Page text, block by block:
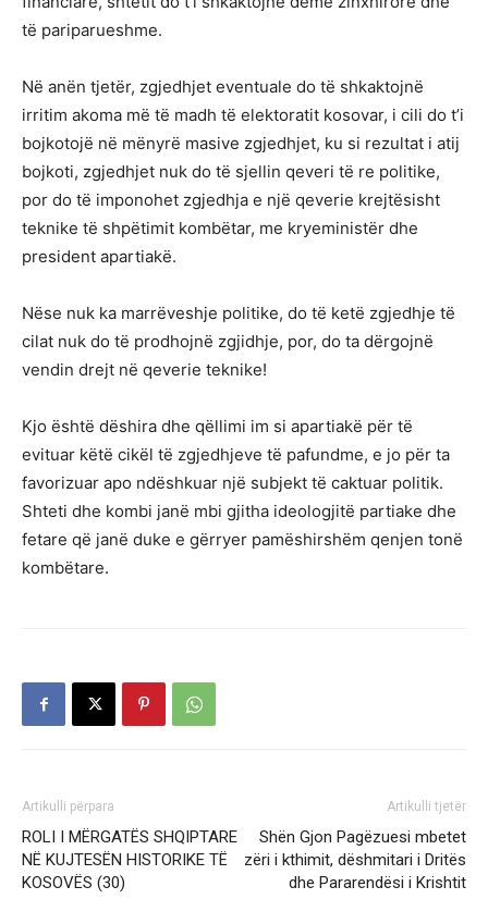
të pariparueshme.
Në anën tjetër, zgjedhjet eventuale do të shkaktojnë
irritim akoma më të madh të elektoratit kosovar, i cili do t’i
bojkotojë në mënyrë masive zgjedhjet, ku si rezultat i atij
bojkoti, zgjedhjet nuk do të sjellin qeveri të re politike,
por do të imponohet zgjedhja e një qeverie krejtësisht
teknike të shpëtimit kombëtar, me kryeministër dhe
president apartiakë.
Nëse nuk ka marrëveshje politike, do të ketë zgjedhje të
cilat nuk do të prodhojnë zgjidhje, por, do ta dërgojnë
vendin drejt në qeverie teknike!
Kjo është dëshira dhe qëllimi im si apartiakë për të
evituar këtë cikël të zgjedhjeve të pafundme, e jo për ta
favorizuar apo ndëshkuar një subjekt të caktuar politik.
Shteti dhe kombi janë mbi gjitha ideologjitë partiake dhe
fetare që janë duke e gërryer pamëshirshëm qenjen tonë
kombëtare.
Artikulli përpara
ROLI I MËRGATËS SHQIPTARE
NË KUJTESËN HISTORIKE TË
KOSOVËS (30)
Artikulli tjetër
Shën Gjon Pagëzuesi mbetet
zëri i kthimit, dëshmitari i Dritës
dhe Pararendësi i Krishtit